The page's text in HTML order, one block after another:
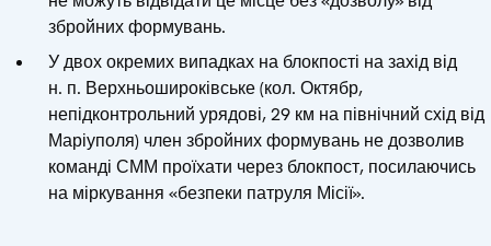
збройних формувань.
У двох окремих випадках на блокпості на захід від
н. п. Верхньошироківське (кол. Октябр,
непідконтрольний урядові, 29 км на північний схід від
Маріуполя) член збройних формувань не дозволив
команді СММ проїхати через блокпост, посилаючись
на міркування «безпеки патруля Місії».